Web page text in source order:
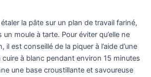
la pâte sur un plan de travail fariné,
moule à tarte. Pour éviter qu’elle ne
il est conseillé de la piquer à l’aide d’une
à blanc pendant environ 15 minutes
une base croustillante et savoureuse